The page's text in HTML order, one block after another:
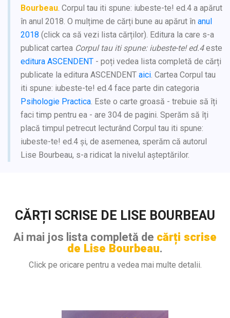
Bourbeau. Corpul tau iti spune: iubeste-te! ed.4 a apărut
în anul 2018. O mulțime de cărți bune au apărut în anul
2018 (click ca să vezi lista cărților). Editura la care s-a
publicat cartea Corpul tau iti spune: iubeste-te! ed.4este
editura ASCENDENT - poți vedea lista completă de cărți
publicate la editura ASCENDENT aici. Cartea Corpul tau
iti spune: iubeste-te! ed.4 face parte din categoria
Psihologie Practica. Este o carte groasă - trebuie să îți
faci timp pentru ea - are 304 de pagini. Sperăm să îți
placă timpul petrecut lecturând Corpul tau iti spune:
iubeste-te! ed.4 și, de asemenea, sperăm că autorul
Lise Bourbeau, s-a ridicat la nivelul așteptărilor.
CĂRȚI SCRISE DE LISE BOURBEAU
Ai mai jos lista completă de cărți scrise
de Lise Bourbeau.
Click pe oricare pentru a vedea mai multe detalii.